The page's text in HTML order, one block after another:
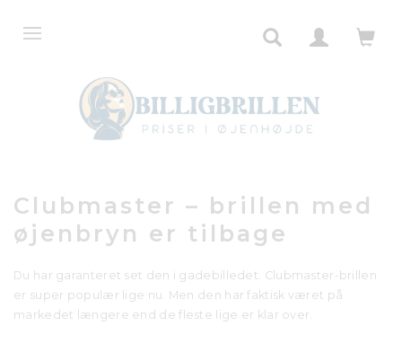
Clubmaster – brillen med
øjenbryn er tilbage
Du har garanteret set den i gadebilledet. Clubmaster-brillen
er super populær lige nu. Men den har faktisk været på
markedet længere end de fleste lige er klar over.